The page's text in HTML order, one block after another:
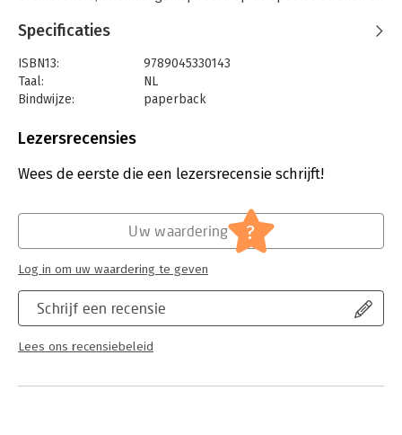
musthave voor kattenliefhebbers en puzzelfanaten: urenlang
Specificaties
ISBN13:
9789045330143
Taal:
NL
Bindwijze:
paperback
Uitgever:
Verschijningsdatum:
15-7-2025
Sport, hobby, lifestyle
Lezersrecensies
Wees de eerste die een lezersrecensie schrijft!
Schrijf een recensie
Lees ons recensiebeleid
Uw waardering ?
Log in om uw waardering te geven